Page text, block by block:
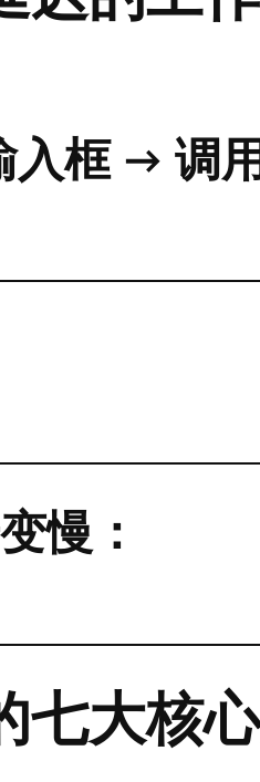
框 → 调
慢：
七大核